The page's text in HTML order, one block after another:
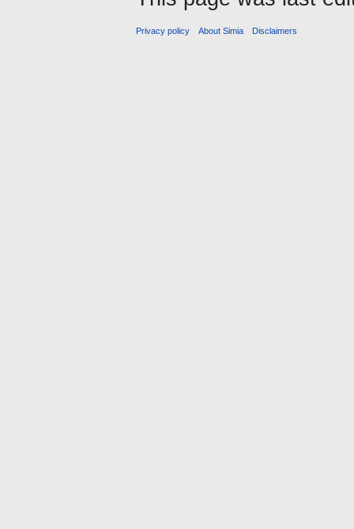
Privacy policy About Simia Disclaimers